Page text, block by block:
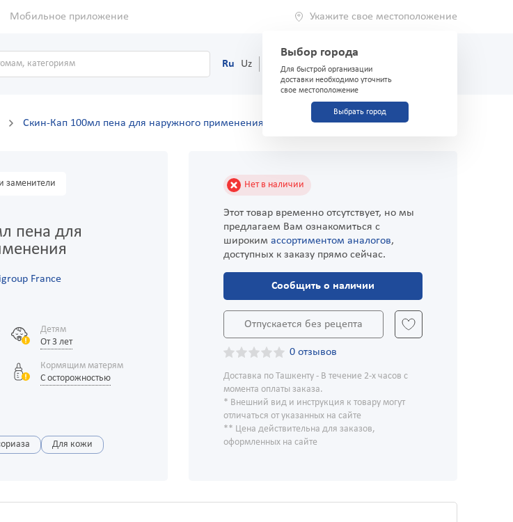
Мобильное приложение Укажите свое местоположение
Выбор города
Для быстрой организации
доставки необходимо уточнить
свое местоположение
Выбрать город
Ru Uz (71) 200-03-03
Скин-Кап 100мл пена для наружного применения
заменители
пена для
France
Детям
От 3 лет
Кормящим матерям
С осторожностью
Для кожи
Нет в наличии
Этот товар временно отсутствует, но мы
предлагаем Вам ознакомиться с
широким ассортиментом аналогов,
доступных к заказу прямо сейчас.
Сообщить о наличии
Отпускается без рецепта
0 отзывов
Доставка по Ташкенту - В течение 2-х часов с
момента оплаты заказа.
* Внешний вид и инструкция к товару могут
отличаться от указанных на сайте
** Цена действительна для заказов,
оформленных на сайте